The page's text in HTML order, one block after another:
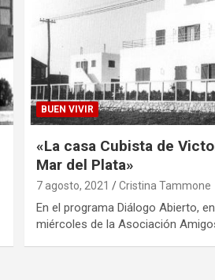
BUEN VIVIR
«La casa Cubista de
Mar del Plata»
7 agosto, 2021 Cristina Tammone
En el programa Diálogo Abierto,
miércoles de la Asociación